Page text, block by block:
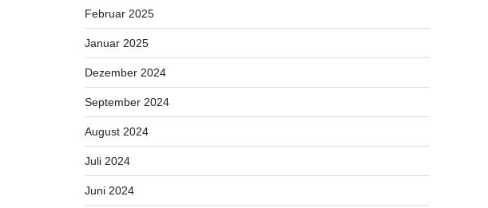
Februar 2025
Januar 2025
Dezember 2024
September 2024
August 2024
Juli 2024
Juni 2024